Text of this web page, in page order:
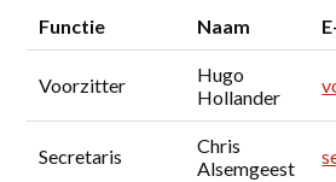
Functie Naam
Voorzitter
Hugo
Hollander
Secretaris
Chris
Alsemgeest